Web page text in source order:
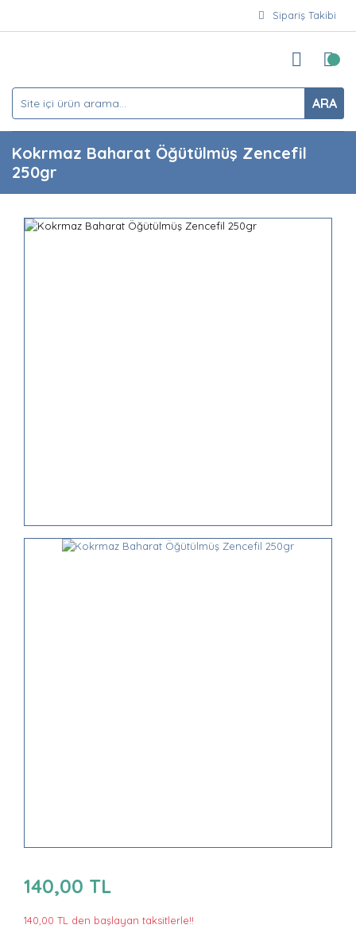
Sipariş Takibi
ARA
Kokrmaz Baharat Öğütülmüş Zencefil
250gr
140,00 TL
140,00 TL den başlayan taksitlerle!!